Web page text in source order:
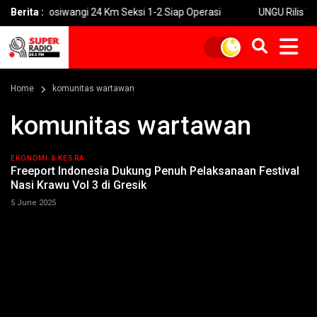
Berita :
Prosiwangi 24 Km Seksi 1-2 Siap Operasi UNGU Rilis Video
Home komunitas wartawan
komunitas wartawan
EKONOMI & KESRA
Freeport Indonesia Dukung Penuh Pelaksanaan Festival
Nasi Krawu Vol 3 di Gresik
5 June 2025